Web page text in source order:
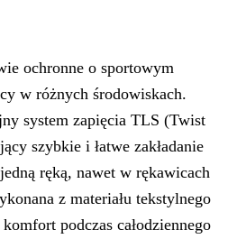
ochronne o sportowym
w różnych środowiskach.
system zapięcia TLS (Twist
szybkie i łatwe zakładanie
ręką, nawet w rękawicach
z materiału tekstylnego
podczas całodziennego